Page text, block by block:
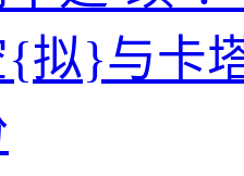
{拟}与卡